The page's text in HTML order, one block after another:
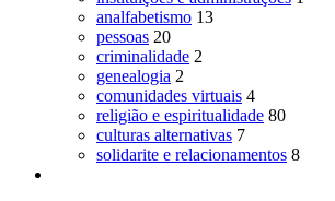
analfabetismo 13
pessoas 20
criminalidade 2
genealogia 2
comunidades virtuais 4
religião e espiritualidade 80
culturas alternativas 7
solidarite e relacionamentos 8